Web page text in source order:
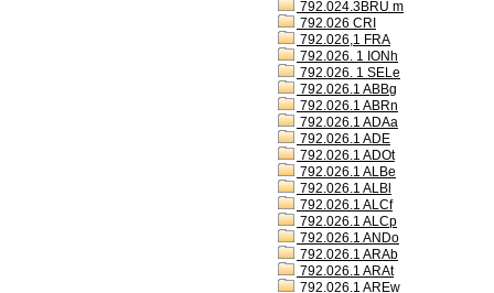
792.024.3BRU m
792.026 CRI
792.026,1 FRA
792.026. 1 IONh
792.026. 1 SELe
792.026.1 ABBg
792.026.1 ABRn
792.026.1 ADAa
792.026.1 ADE
792.026.1 ADOt
792.026.1 ALBe
792.026.1 ALBl
792.026.1 ALCf
792.026.1 ALCp
792.026.1 ANDo
792.026.1 ARAb
792.026.1 ARAt
792.026.1 AREw